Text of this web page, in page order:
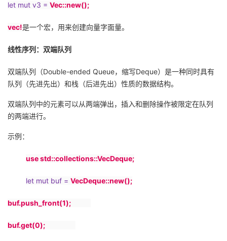
let mut v3 = Vec::new();
vec!是一个宏，用来创建向量字面量。
线性序列：双端队列
双端队列（Double-ended Queue，缩写Deque）是一种同时具有
队列（先进先出）和栈（后进先出）性质的数据结构。
双端队列中的元素可以从两端弹出，插入和删除操作被限定在队列
的两端进行。
示例：
use std::collections::VecDeque;
let mut buf = VecDeque::new();
buf.push_front(1);
buf.get(0);